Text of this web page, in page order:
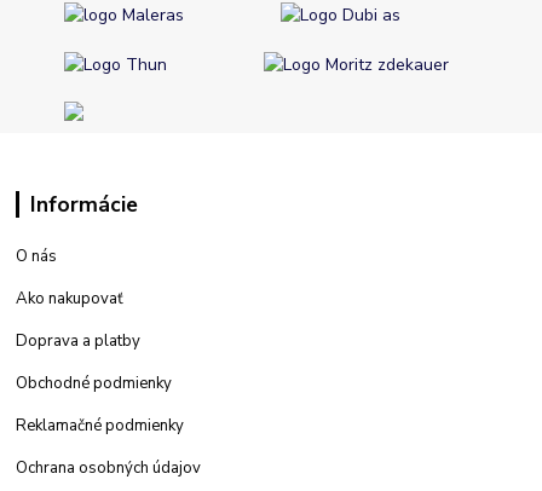
Informácie
O nás
Ako nakupovať
Doprava a platby
Obchodné podmienky
Reklamačné podmienky
Ochrana osobných údajov